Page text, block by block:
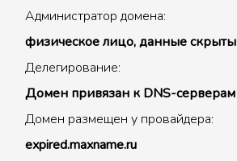
Администратор домена:
физическое лицо, данные скрыты
Делегирование:
Домен привязан к DNS-серверам
Домен размещен у провайдера:
expired.maxname.ru